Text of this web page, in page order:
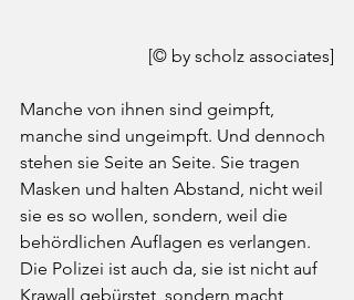
[© by scholz associates]
Manche von ihnen sind geimpft,
manche sind ungeimpft. Und dennoch
stehen sie Seite an Seite. Sie tragen
Masken und halten Abstand, nicht weil
sie es so wollen, sondern, weil die
behördlichen Auflagen es verlangen.
Die Polizei ist auch da, sie ist nicht auf
Krawall gebürstet, sondern macht